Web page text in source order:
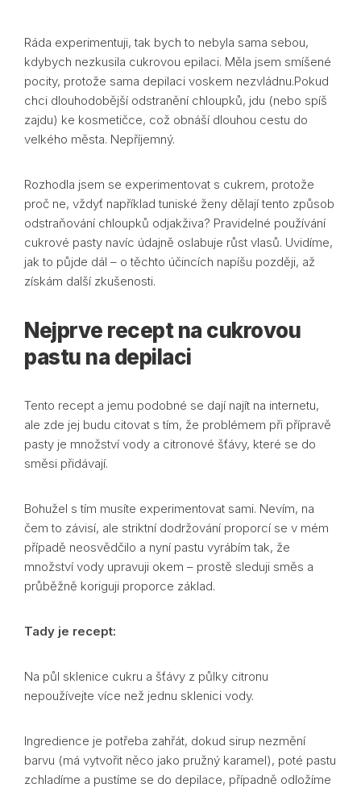
Ráda experimentuji, tak bych to nebyla sama sebou,
kdybych nezkusila cukrovou epilaci. Měla jsem smíšené
pocity, protože sama depilaci voskem nezvládnu.Pokud
chci dlouhodobější odstranění chloupků, jdu (nebo spíš
zajdu) ke kosmetičce, což obnáší dlouhou cestu do
velkého města. Nepříjemný.
Rozhodla jsem se experimentovat s cukrem, protože
proč ne, vždyť například tuniské ženy dělají tento způsob
odstraňování chloupků odjakživa? Pravidelné používání
cukrové pasty navíc údajně oslabuje růst vlasů. Uvidíme,
jak to půjde dál – o těchto účincích napíšu později, až
získám další zkušenosti.
Nejprve recept na cukrovou
pastu na depilaci
Tento recept a jemu podobné se dají najít na internetu,
ale zde jej budu citovat s tím, že problémem při přípravě
pasty je množství vody a citronové šťávy, které se do
směsi přidávají.
Bohužel s tím musíte experimentovat sami. Nevím, na
čem to závisí, ale striktní dodržování proporcí se v mém
případě neosvědčilo a nyní pastu vyrábím tak, že
množství vody upravuji okem – prostě sleduji směs a
průběžně koriguji proporce základ.
Tady je recept:
Na půl sklenice cukru a šťávy z půlky citronu
nepoužívejte více než jednu sklenici vody.
Ingredience je potřeba zahřát, dokud sirup nezmění
barvu (má vytvořit něco jako pružný karamel), poté pastu
zchladíme a pustíme se do depilace, případně odložíme